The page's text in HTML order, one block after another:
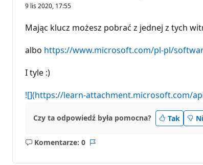
n
t
y
e
p
j
i
9 lis 2020, 17:55
Mając klucz możesz pobrać z jednej z tych
albo https://www.microsoft.com/pl-pl/
I tyle :)
![](https://learn-attachment.microsoft.com/
Czy ta odpowiedź była pomocna? Tak
Komentarze: 0
Brak